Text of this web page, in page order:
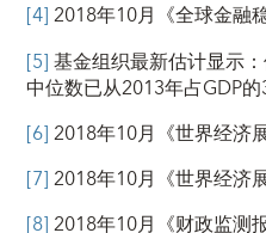
[4]2018年10月《全球金融
[5]基金组织最新估计显示
中位数已从2013年占GDP的
[6]2018年10月《世界经济
[7]2018年10月《世界经济
[8]2018年10月《财政监测